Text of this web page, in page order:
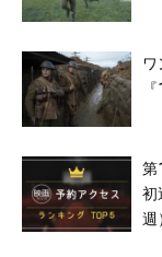
ワ
第
初
週